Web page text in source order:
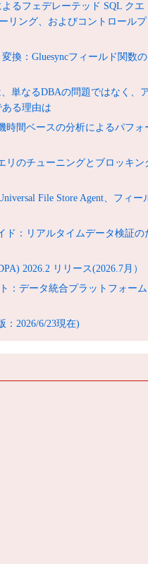
よるフェデレーテッド SQL クエ
リング、およびコントロール
換：Gluesyncフィールド関数の
単なるDBAの問題ではなく、
る理由は
時間ベースの分析によるパフォ
リのチューニングとブロッキン
File Store Agent、フィー
ド：リアルタイムデータ検証の
2026.2 リリース(2026.7月）
：データ統合プラットフォーム
：2026/6/23現在)